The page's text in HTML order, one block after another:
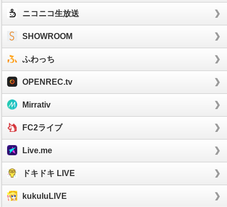
ニコニコ生放送
SHOWROOM
ふわっち
OPENREC.tv
Mirrativ
FC2ライブ
Live.me
ドキドキ LIVE
kukuluLIVE